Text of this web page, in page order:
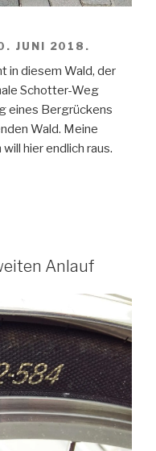
JUNI 2018.
in diesem Wald, der
Schotter-Weg
eines Bergrückens
Wald. Meine
hier endlich raus.
Anlauf